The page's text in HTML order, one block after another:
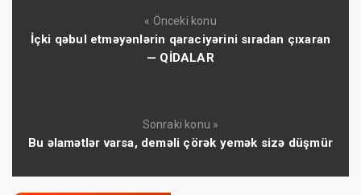
« Önceki konu
İçki qəbul etməyənlərin qaraciyərini sıradan çıxaran
— QİDALAR
Sonraki konu »
Bu əlamətlər varsa, deməli çörək yemək sizə düşmür